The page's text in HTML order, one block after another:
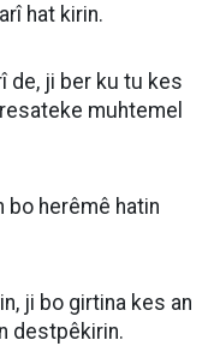
hat kirin.
de, ji ber ku tu kes
muhtemel
bo herêmê hatin
ji bo girtina kes an
destpêkirin.